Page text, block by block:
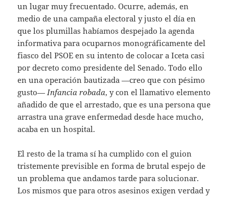
un lugar muy frecuentado. Ocurre, además, en
medio de una campaña electoral y justo el día en
que los plumillas habíamos despejado la agenda
informativa para ocuparnos monográficamente del
fiasco del PSOE en su intento de colocar a Iceta casi
por decreto como presidente del Senado. Todo ello
en una operación bautizada —creo que con pésimo
gusto—Infancia robada, y con el llamativo elemento
añadido de que el arrestado, que es una persona que
arrastra una grave enfermedad desde hace mucho,
acaba en un hospital.
El resto de la trama sí ha cumplido con el guion
tristemente previsible en forma de brutal espejo de
un problema que andamos tarde para solucionar.
Los mismos que para otros asesinos exigen verdad y